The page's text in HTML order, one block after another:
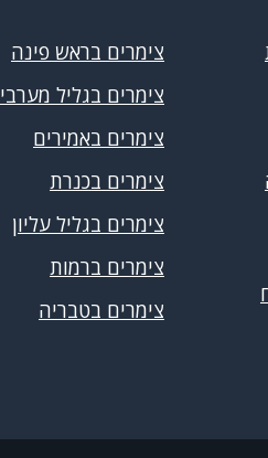
צימרים בראש פינה
צימרים בגליל מערבי
צימרים באמירים
צימרים בכנרת
צימרים בגליל עליון
צימרים ברמות
צימרים בטבריה